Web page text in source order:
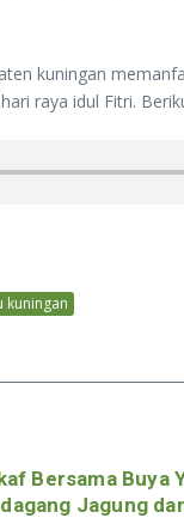
kuningan
raya idul Fitri.
Bersama Buya
Jagung